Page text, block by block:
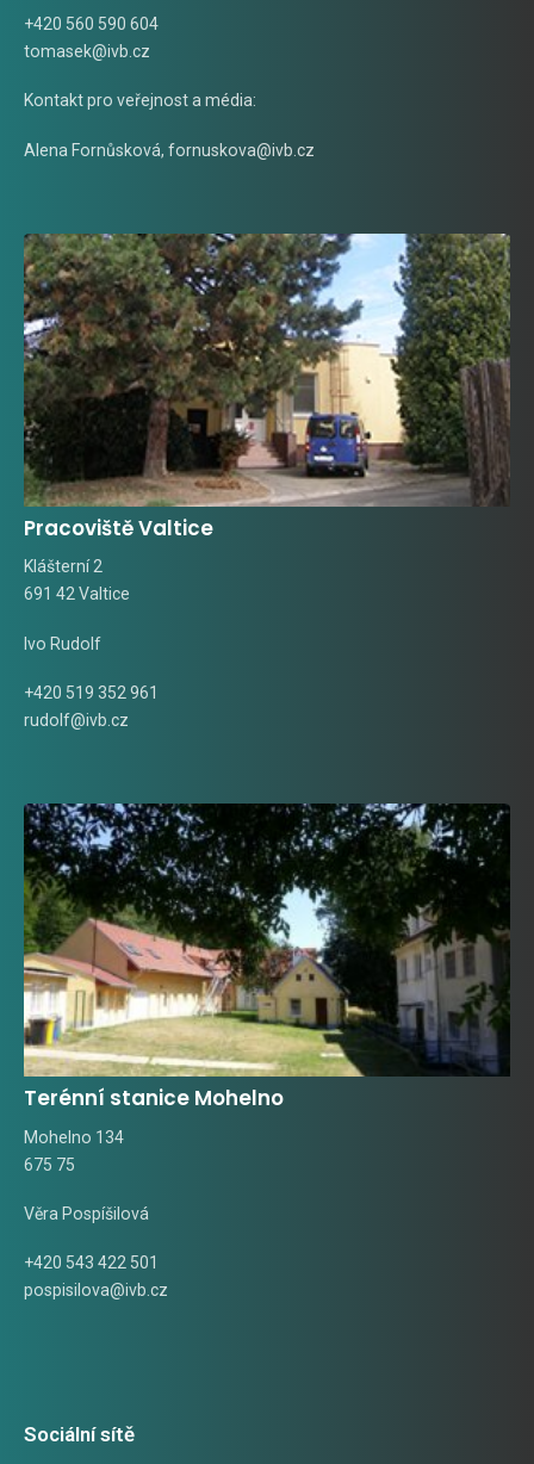
+420 560 590 604
tomasek@ivb.cz
Kontakt pro veřejnost a média:
Alena Fornůsková, fornuskova@ivb.cz
Pracoviště Valtice
Klášterní 2
691 42 Valtice
Ivo Rudolf
+420 519 352 961
rudolf@ivb.cz
Terénní stanice Mohelno
Mohelno 134
675 75
Věra Pospíšilová
+420 543 422 501
pospisilova@ivb.cz
Sociální sítě